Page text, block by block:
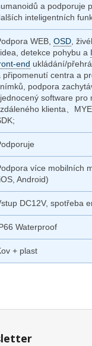
a podporuje
inteligentních
WEB, OSD ,
detekce pohybu a
end ukládání/
připomenutí centra a
podpora
software pro
klienta、
více mobilních
Android)
DC12V, spotřeba
Waterproof
+ plast